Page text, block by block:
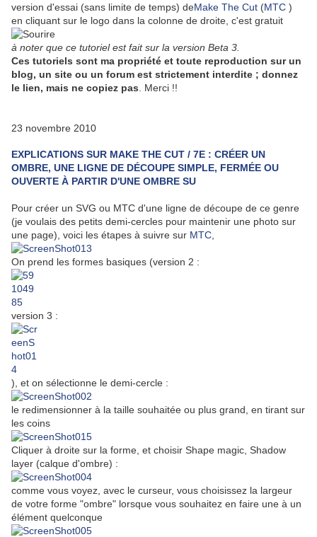
version d'essai (sans limite de temps) deMake The Cut (MTC )
en cliquant sur le logo dans la colonne de droite, c'est gratuit
à noter que ce tutoriel est fait sur la version Beta 3.
Ces tutoriels sont ma propriété et toute reproduction sur un
blog, un site ou un forum est strictement interdite ; donnez
le lien, mais ne copiez pas . Merci !!
23 novembre 2010
EXPLICATIONS SUR MAKE THE CUT / 7E : CRÉER UN
OMBRE, UNE LIGNE DE DÉCOUPE SIMPLE, FERMÉE OU
OUVERTE À PARTIR D'UNE OMBRE SU
Pour créer un SVG ou MTC d'une ligne de découpe de ce genre
(je voulais des petits demi-cercles pour maintenir une photo sur
une page), voici les étapes à suivre sur MTC
On prend les formes basiques (version 2 :
version 3 :
), et on sélectionne le demi-cercle :
le redimensionner à la taille souhaitée ou plus grand, en tirant sur
les coins
Cliquer à droite sur la forme, et choisir Shape magic, Shadow
layer (calque d'ombre) :
comme vous voyez, avec le curseur, vous choisissez la largeur
de votre forme "ombre" lorsque vous souhaitez en faire une à un
élément quelconque